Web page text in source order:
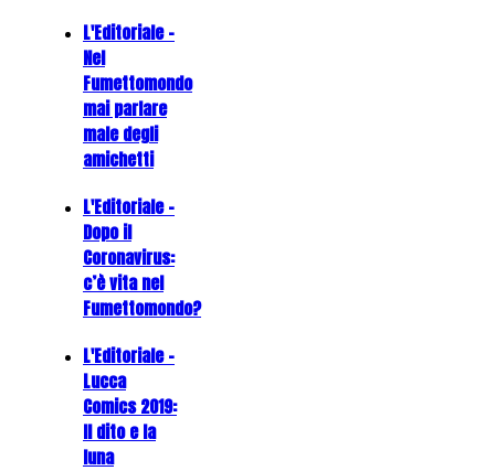
L'Editoriale -
Nel
Fumettomondo
mai parlare
male degli
amichetti
L'Editoriale -
Dopo il
Coronavirus:
c’è vita nel
Fumettomondo?
L'Editoriale -
Lucca
Comics 2019:
Il dito e la
luna